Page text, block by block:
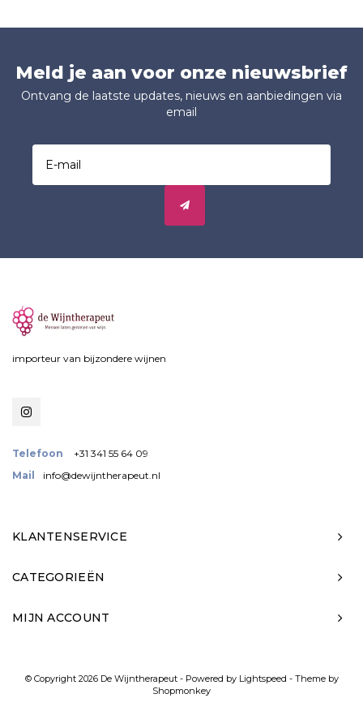
Meld je aan voor onze nieuwsbrief
Ontvang de laatste updates, nieuws en aanbiedingen via
email
importeur van bijzondere wijnen
Telefoon
+31 341 55 64 09
Mail
info@dewijntherapeut.nl
KLANTENSERVICE
CATEGORIEËN
MIJN ACCOUNT
© Copyright 2026 De Wijntherapeut - Powered by Lightspeed - Theme by
Shopmonkey